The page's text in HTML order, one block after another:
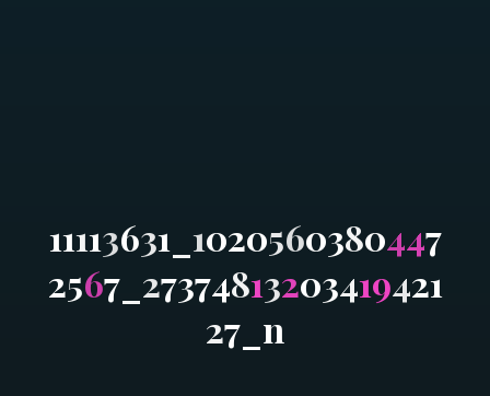
11113631 1020560380447
2567_ 27374813203419421
27 n